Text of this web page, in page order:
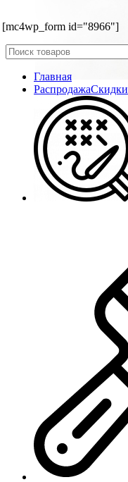
[mc4wp_form id="8966"]
Главная
РаспродажаСкидки